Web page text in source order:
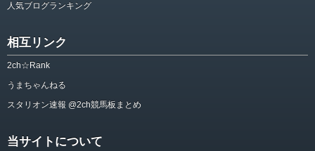
人気ブログランキング
相互リンク
2ch☆Rank
うまちゃんねる
スタリオン速報 @2ch競馬板まとめ
当サイトについて